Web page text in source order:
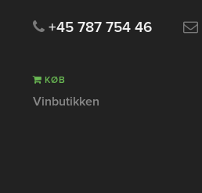
+45 787 754 46
KØB
Vinbutikken